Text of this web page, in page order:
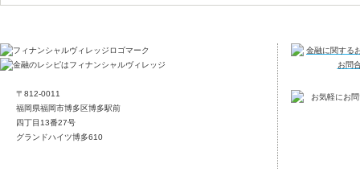
〒812-0011
福岡県福岡市博多区博多駅前
四丁目13番27号
グランドハイツ博多610